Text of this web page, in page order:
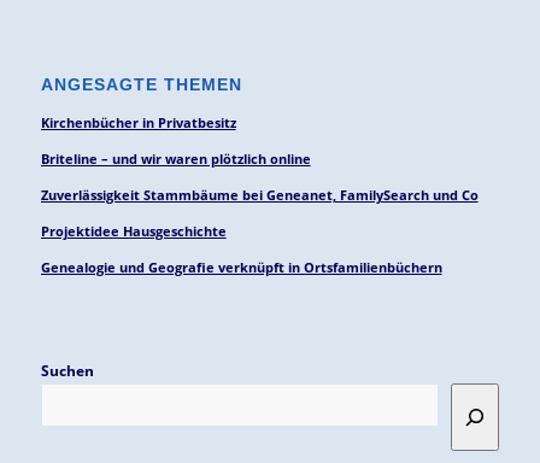
ANGESAGTE THEMEN
Kirchenbücher in Privatbesitz
Briteline – und wir waren plötzlich online
Zuverlässigkeit Stammbäume bei Geneanet, FamilySearch und Co
Projektidee Hausgeschichte
Genealogie und Geografie verknüpft in Ortsfamilienbüchern
Suchen